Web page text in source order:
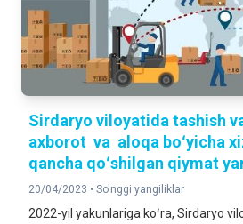
Sirdaryo viloyatida tashish
axborot va aloqa boʻyicha
qancha qoʻshilgan qiymat
20/04/2023 • So'nggi yangiliklar
2022-yil yakunlariga koʻra, Sirdaryo